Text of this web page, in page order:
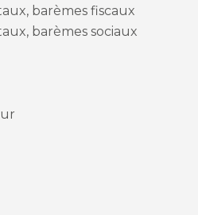
barèmes fiscaux
barèmes sociaux